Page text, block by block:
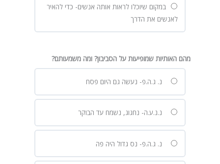
במקום שיוכלו לראות אותה אנשים- כדי להאיר
לאנשים את הדרך
מהם האותיות שמופיעות על הסביבון? ומה משמעותם?
נ. ג.ה.פ- נעשה גם היום פסח
נ.נ.ע.ה- נחגוג, נשמח עד הבוקר
נ. ג.ה.פ- נס גדול היה פה